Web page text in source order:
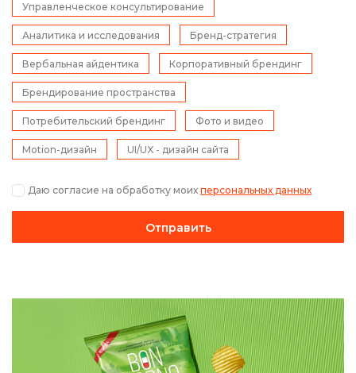
Управленческое консультирование
Аналитика и исследования Бренд-стратегия
Вербальная айдентика Корпоративный брендинг
Брендирование пространства
Потребительский брендинг Фото и видео
Motion-дизайн UI/UX - дизайн сайта
Даю согласие на обработку моих персональных данных